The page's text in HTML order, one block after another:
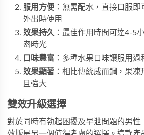
服用方便 ：無需配水，直接口服
外出時使用
效果持久 ：最佳作用時間可達4-5
密時光
口味豐富 ：多種水果口味讓服用過
效果顯著 ：相比傳統威而鋼，果
且強大
雙效升級選擇
對於同時有勃起困擾及早泄問題的男性